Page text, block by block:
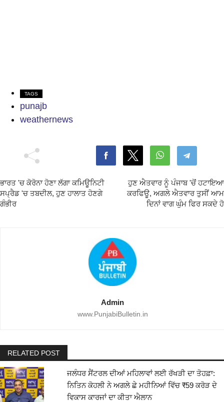
TAGS
punajb
weathernews
ਭਾਰਤ 'ਚ ਕੋਰੋਨਾ ਹੋਣਾ ਲੱਗਾ ਕਮਿਊਨਿਟੀ
ਸਪ੍ਰੈਡ 'ਚ ਤਬਦੀਲ, ਹੁਣ ਹਾਲਾਤ ਹੋਣਗੇ
ਗੰਭੀਰ
ਹੁਣ ਐਤਵਾਰ ਨੂੰ ਪੰਜਾਬ 'ਚੋਂ ਹਟਾਇਆ
ਕਰਫਿਊ, ਅਗਲੇ ਐਤਵਾਰ ਤੁਸੀਂ ਆਮ
ਦਿਨਾਂ ਵਾਗ ਘੁੰਮ ਫਿਰ ਸਕਦੇ ਹੋ
Admin
www.PunjabiBulletin.in
RELATED POST
ਜਲੰਧਰ ਸੈਂਟਰਲ ਦੀਆਂ ਮਹਿਲਾਵਾਂ ਲਈ ਰੱਖੜੀ ਦਾ ਤੋਹਫ਼ਾ:
ਨਿਤਿਨ ਕੋਹਲੀ ਨੇ ਅਗਲੇ ਛੇ ਮਹੀਨਿਆਂ ਵਿੱਚ ₹59 ਕਰੋੜ ਦੇ
ਵਿਕਾਸ ਕਾਰਜਾਂ ਦਾ ਕੀਤਾ ਐਲਾਨ